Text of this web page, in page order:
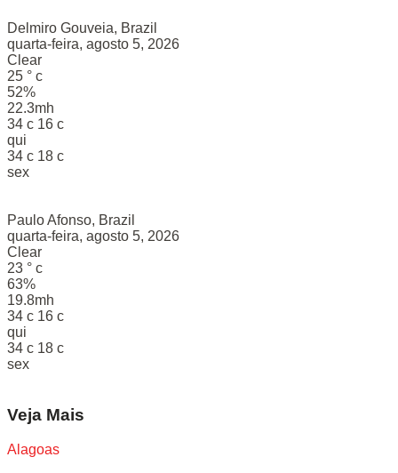
Delmiro Gouveia, Brazil
quarta-feira, agosto 5, 2026
Clear
25 ° c
52%
22.3mh
34 c 16 c
qui
34 c 18 c
sex
Paulo Afonso, Brazil
quarta-feira, agosto 5, 2026
Clear
23 ° c
63%
19.8mh
34 c 16 c
qui
34 c 18 c
sex
Veja Mais
Alagoas